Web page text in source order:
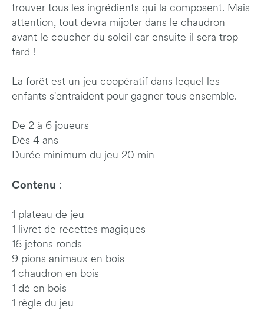
trouver tous les ingrédients qui la composent. Mais
attention, tout devra mijoter dans le chaudron
avant le coucher du soleil car ensuite il sera trop
tard !
La forêt est un jeu coopératif dans lequel les
enfants s'entraident pour gagner tous ensemble.
De 2 à 6 joueurs
Dès 4 ans
Durée minimum du jeu 20 min
Contenu :
1 plateau de jeu
1 livret de recettes magiques
16 jetons ronds
9 pions animaux en bois
1 chaudron en bois
1 dé en bois
1 règle du jeu